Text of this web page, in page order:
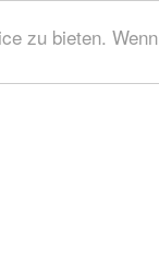
zu bieten. Wenn